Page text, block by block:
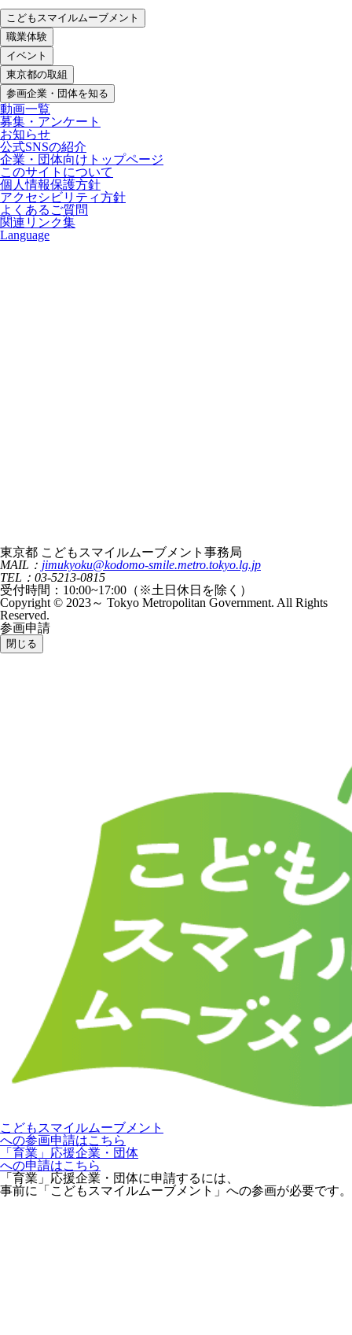
こどもスマイルムーブメント
職業体験
イベント
東京都の取組
参画企業・団体を知る
動画一覧
募集・アンケート
お知らせ
公式SNSの紹介
企業・団体向けトップページ
このサイトについて
個人情報保護方針
アクセシビリティ方針
よくあるご質問
関連リンク集
Language
東京都 こどもスマイルムーブメント事務局
MAIL： jimukyoku@kodomo-smile.metro.tokyo.lg.jp
TEL：03-5213-0815
受付時間：10:00~17:00（※土日休日を除く）
Copyright © 2023～ Tokyo Metropolitan Government. All Rights
Reserved.
参画申請
閉じる
こどもスマイルムーブメント
への参画申請はこちら
「育業」応援企業・団体
への申請はこちら
「育業」応援企業・団体に申請するには、
事前に「こどもスマイルムーブメント」への参画が必要です。